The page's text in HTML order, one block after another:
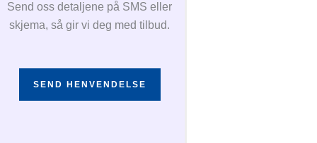
Send oss detaljene på SMS eller
skjema, så gir vi deg med tilbud.
SEND HENVENDELSE